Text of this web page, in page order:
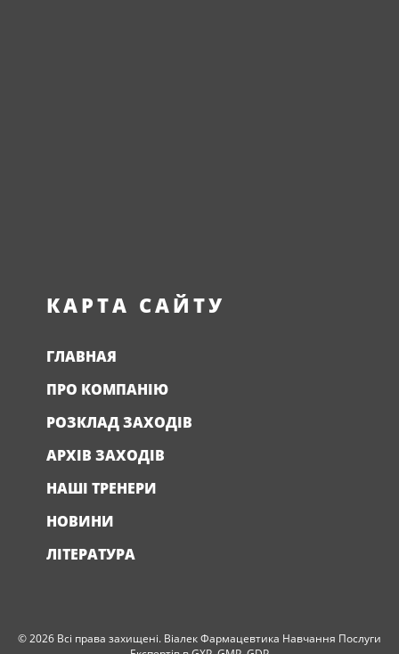
КАРТА САЙТУ
ГЛАВНАЯ
ПРО КОМПАНІЮ
РОЗКЛАД ЗАХОДІВ
АРХІВ ЗАХОДІВ
НАШІ ТРЕНЕРИ
НОВИНИ
ЛІТЕРАТУРА
© 2026 Всі права захищені. Віалек Фармацевтика Навчання Послуги